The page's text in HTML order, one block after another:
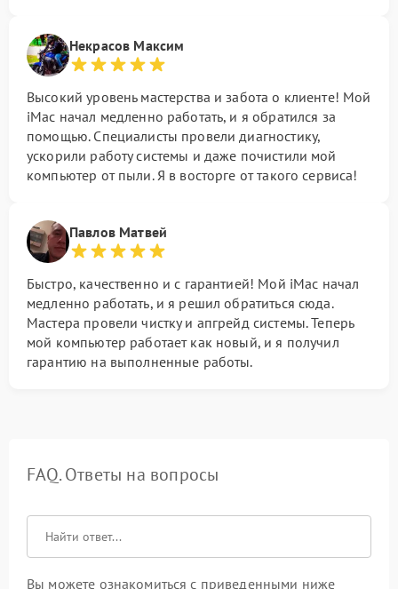
Некрасов Максим
Высокий уровень мастерства и забота о клиенте! Мой
iMac начал медленно работать, и я обратился за
помощью. Специалисты провели диагностику,
ускорили работу системы и даже почистили мой
компьютер от пыли. Я в восторге от такого сервиса!
Павлов Матвей
Быстро, качественно и с гарантией! Мой iMac начал
медленно работать, и я решил обратиться сюда.
Мастера провели чистку и апгрейд системы. Теперь
мой компьютер работает как новый, и я получил
гарантию на выполненные работы.
FAQ. Ответы на вопросы
Вы можете ознакомиться с приведенными ниже